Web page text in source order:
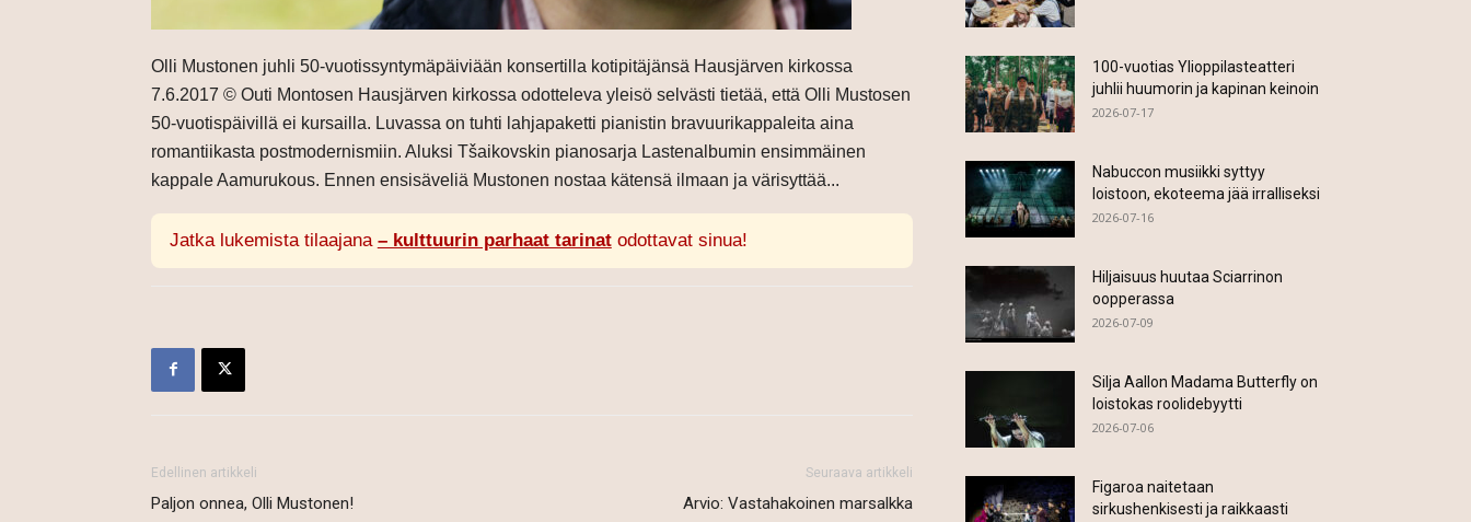
Olli Mustonen juhli 50-vuotissyntymäpäiviään konsertilla kotipitäjänsä Hausjärven kirkossa
7.6.2017 © Outi Montosen Hausjärven kirkossa odotteleva yleisö selvästi tietää, että Olli Mustosen
50-vuotispäivillä ei kursailla. Luvassa on tuhti lahjapaketti pianistin bravuurikappaleita aina
romantiikasta postmodernismiin. Aluksi Tšaikovskin pianosarja Lastenalbumin ensimmäinen
kappale Aamurukous. Ennen ensisäveliä Mustonen nostaa kätensä ilmaan ja värisyttää...
Jatka lukemista tilaajana – kulttuurin parhaat tarinatodottavat sinua!
Edellinen artikkeli
Paljon onnea, Olli Mustonen!
Seuraava artikkeli
Arvio: Vastahakoinen marsalkka
100-vuotias Ylioppilasteatteri
juhlii huumorin ja kapinan keinoin
2026-07-17
Nabuccon musiikki syttyy
loistoon, ekoteema jää irralliseksi
2026-07-16
Hiljaisuus huutaa Sciarrinon
oopperassa
2026-07-09
Silja Aallon Madama Butterfly on
loistokas roolidebyytti
2026-07-06
Figaroa naitetaan
sirkushenkisesti ja raikkaasti